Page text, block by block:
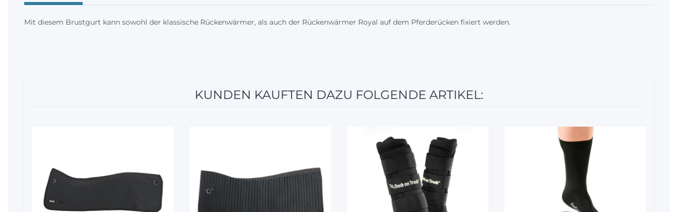
Mit diesem Brustgurt kann sowohl der klassische Rückenwärmer, als auch der Rückenwärmer Royal auf dem Pferderücken fixiert werden.
KUNDEN KAUFTEN DAZU FOLGENDE ARTIKEL: